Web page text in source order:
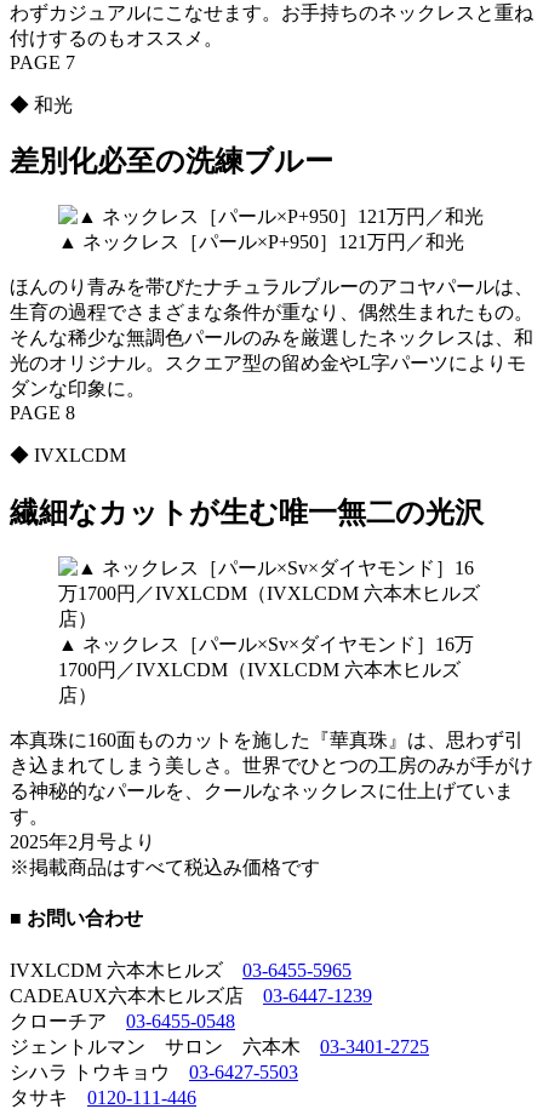
わずカジュアルにこなせます。お手持ちのネックレスと重ね
付けするのもオススメ。
PAGE 7
◆ 和光
差別化必至の洗練ブルー
▲ ネックレス［パール×P+950］121万円／和光
ほんのり青みを帯びたナチュラルブルーのアコヤパールは、
生育の過程でさまざまな条件が重なり、偶然生まれたもの。
そんな稀少な無調色パールのみを厳選したネックレスは、和
光のオリジナル。スクエア型の留め金やL字パーツによりモ
ダンな印象に。
PAGE 8
◆ IVXLCDM
繊細なカットが生む唯一無二の光沢
▲ ネックレス［パール×Sv×ダイヤモンド］16万
1700円／IVXLCDM（IVXLCDM 六本木ヒルズ
店）
本真珠に160面ものカットを施した『華真珠』は、思わず引
き込まれてしまう美しさ。世界でひとつの工房のみが手がけ
る神秘的なパールを、クールなネックレスに仕上げていま
す。
2025年2月号より
※掲載商品はすべて税込み価格です
■ お問い合わせ
IVXLCDM 六本木ヒルズ 03-6455-5965
CADEAUX六本木ヒルズ店 03-6447-1239
クローチア 03-6455-0548
ジェントルマン サロン 六本木 03-3401-2725
シハラ トウキョウ 03-6427-5503
タサキ 0120-111-446